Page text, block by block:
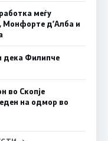
меѓу
Монфорте д’Алба и
Филипче
во Скопје
на одмор во